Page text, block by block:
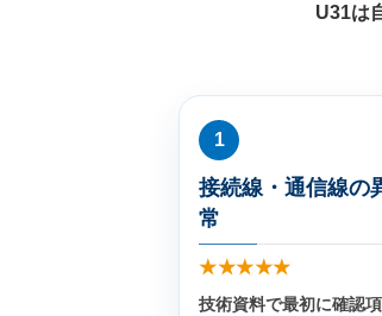
U31は
1
接続線・通信線の
常
★★★★★
技術資料で最初に確認項